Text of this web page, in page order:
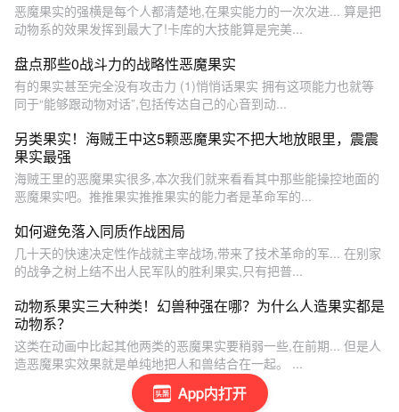
App内打开
恶魔果实的强横是每个人都清楚地,在果实能力的一次次进... 算是把
动物系的效果发挥到最大了!卡库的大技能算是完美...
盘点那些0战斗力的战略性恶魔果实
有的果实甚至完全没有攻击力 (1)悄悄话果实 拥有这项能力也就等
同于“能够跟动物对话”,包括传达自己的心音到动...
另类果实！海贼王中这5颗恶魔果实不把大地放眼里，震震
果实最强
海贼王里的恶魔果实很多,本次我们就来看看其中那些能操控地面的
恶魔果实吧。推推果实推推果实的能力者是革命军的...
如何避免落入同质作战困局
几十天的快速决定性作战就主宰战场,带来了技术革命的军... 在别家
的战争之树上结不出人民军队的胜利果实,只有把普...
动物系果实三大种类！幻兽种强在哪？为什么人造果实都是
动物系？
这类在动画中比起其他两类的恶魔果实要稍弱一些,在前期... 但是人
造恶魔果实效果就是单纯地把人和兽结合在一起。 ...